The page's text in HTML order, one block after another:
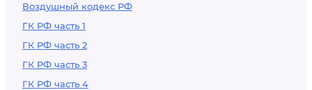
Воздушный кодекс РФ
ГК РФ часть 1
ГК РФ часть 2
ГК РФ часть 3
ГК РФ часть 4